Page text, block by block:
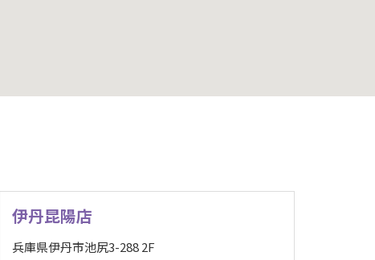
伊丹昆陽店
兵庫県伊丹市池尻3-288 2F